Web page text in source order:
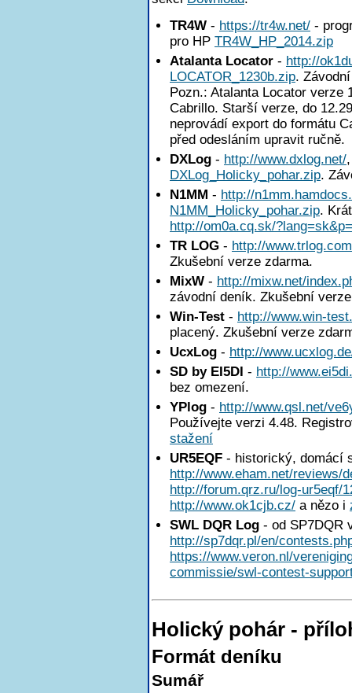
TR4W - https://tr4w.net/ -
pro HP TR4W_HP_2014.zip
Atalanta Locator - http://
LOCATOR_1230b.zip.
Pozn.: Atalanta Locator verze
Cabrillo. Starší verze, do
neprovádí export do formátu
před odesláním upravit ručně.
DXLog - http://www.dxlog.net/
DXLog_Holicky_pohar.zip.
N1MM - http://
N1MM_Holicky_pohar.zip.
http://om0a.cq.sk/
TR LOG - http://
Zkušební verze zdarma.
MixW - http://mixw.net/
závodní deník. Zkušební
Win-Test - http://www.win-
placený. Zkušební verze
UcxLog - http://
SD by EI5DI - http://
bez omezení.
YPlog - http://www.qsl.net/
Používejte verzi 4.48.
stažení
UR5EQF - historický, domácí
http://www.eham.net/reviews/
http://forum.qrz.ru/log-ur5eqf/
http://www.ok1cjb.cz/ a nězo i
SWL DQR Log - od SP7DQR
http://sp7dqr.pl/en/
https://www.veron.nl/
commissie/swl-contest-
Holický pohár -
Formát deníku
Sumář